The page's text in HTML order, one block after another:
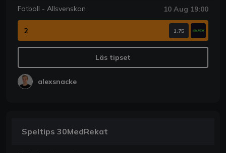
Fotboll - Allsvenskan 10 Aug 19:00
2 1.75
Läs tipset
alexsnacke
Speltips 30MedRekat